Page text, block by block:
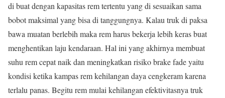
di buat dengan kapasitas rem tertentu yang di sesuaikan sama
bobot maksimal yang bisa di tanggungnya. Kalau truk di paksa
bawa muatan berlebih maka rem harus bekerja lebih keras buat
menghentikan laju kendaraan. Hal ini yang akhirnya membuat
suhu rem cepat naik dan meningkatkan risiko brake fade yaitu
kondisi ketika kampas rem kehilangan daya cengkeram karena
terlalu panas. Begitu rem mulai kehilangan efektivitasnya truk